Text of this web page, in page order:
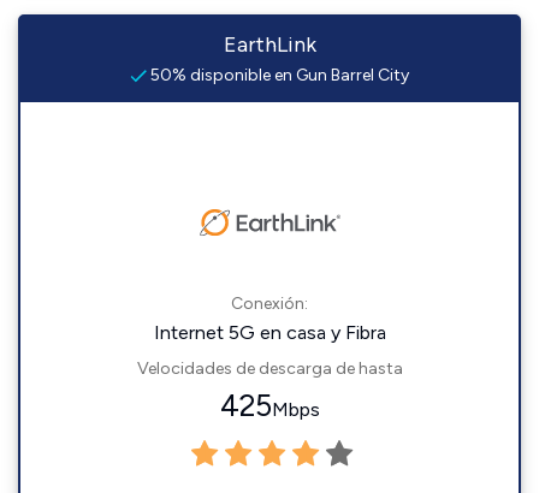
EarthLink
50% disponible en Gun Barrel City
Conexión:
Internet 5G en casa y Fibra
Velocidades de descarga de hasta
425Mbps